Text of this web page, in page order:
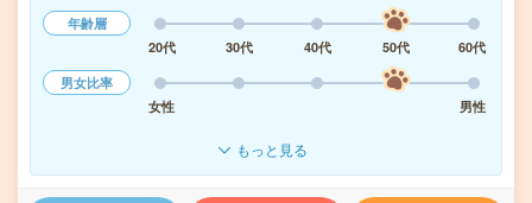
年齢層
20代
30代 40代 50代
60代
男女比率
女性
男性
もっと見る